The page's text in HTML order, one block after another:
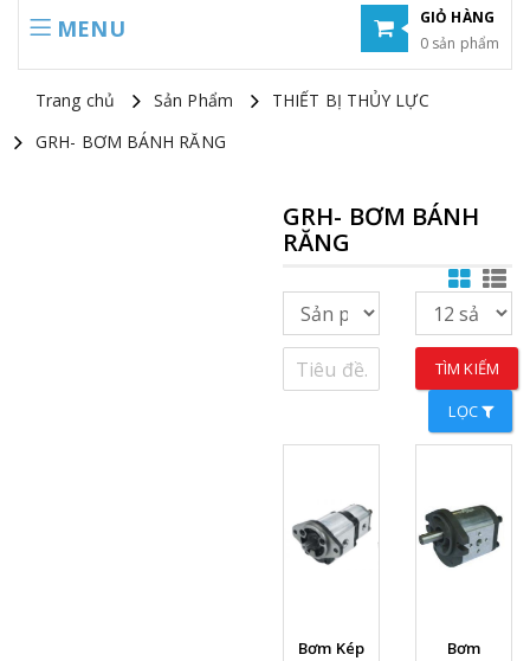
MENU
GIỎ HÀNG
0 sản phẩm
Trang chủ Sản Phẩm
THIẾT BỊ THỦY LỰC
GRH- BƠM BÁNH RĂNG
GRH- BƠM BÁNH
RĂNG
TÌM KIẾM
LỌC
Xem chi
Bơm Kép
Xem chi
Bơm